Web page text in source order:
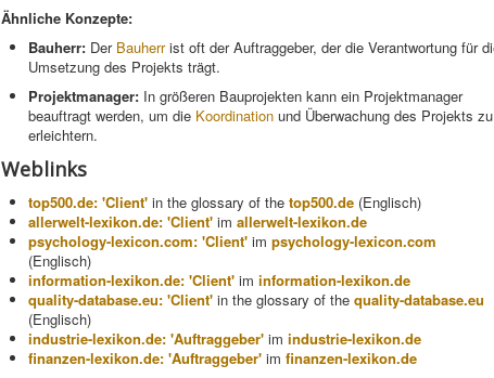
Ähnliche Konzepte:
Bauherr: Der Bauherrist oft der Auftraggeber, der die Verantwortung für
Umsetzung des Projekts trägt.
Projektmanager: In größeren Bauprojekten kann ein Projektmanager
beauftragt werden, um die Koordination und Überwachung des Projekts zu
erleichtern.
Weblinks
top500.de: 'Client' in the glossary of the top500.de (Englisch)
allerwelt-lexikon.de: 'Client' im allerwelt-lexikon.de
psychology-lexicon.com: 'Client' im psychology-lexicon.com
(Englisch)
information-lexikon.de: 'Client' im information-lexikon.de
quality-database.eu: 'Client' in the glossary of the quality-database.eu
(Englisch)
industrie-lexikon.de: 'Auftraggeber' im industrie-lexikon.de
finanzen-lexikon.de: 'Auftraggeber' im finanzen-lexikon.de